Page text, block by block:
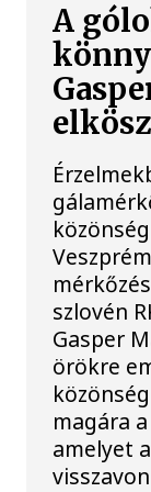
A
szlovén
Gasper
örökre
magára
amelyet